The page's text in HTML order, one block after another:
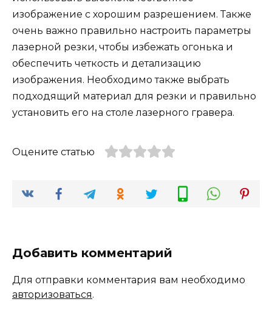
изображение с хорошим разрешением. Также
очень важно правильно настроить параметры
лазерной резки, чтобы избежать огонька и
обеспечить четкость и детализацию
изображения. Необходимо также выбрать
подходящий материал для резки и правильно
установить его на столе лазерного гравера.
Оцените статью
Добавить комментарий
Для отправки комментария вам необходимо
авторизоваться.